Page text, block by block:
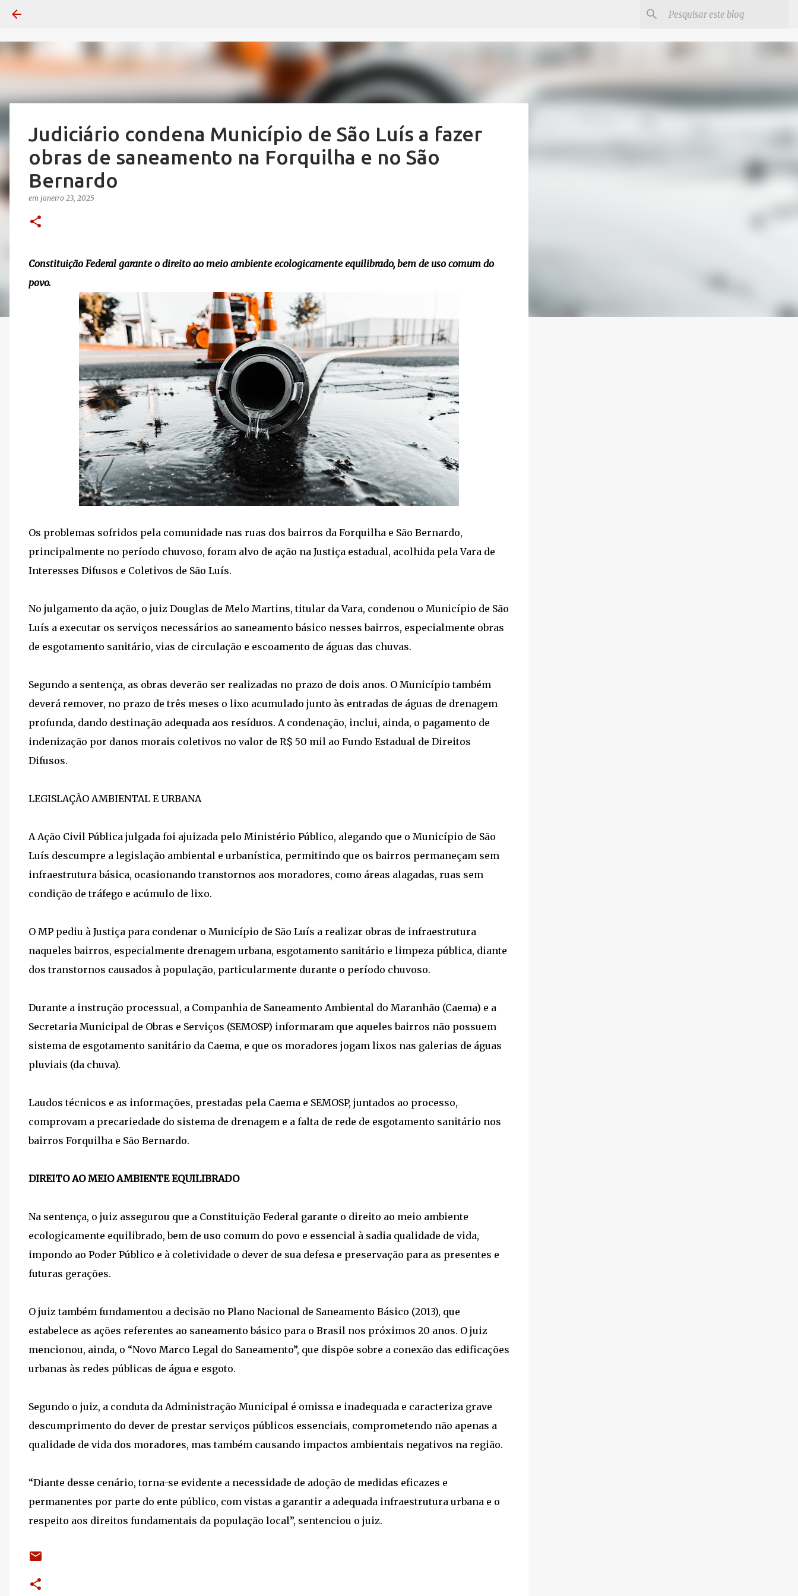
Judiciário condena Município de São Luís a fazer
obras de saneamento na Forquilha e no São
Bernardo
em janeiro 23, 2025
Constituição Federal garante o direito ao meio ambiente ecologicamente equilibrado, bem de uso comum do
povo.
Os problemas sofridos pela comunidade nas ruas dos bairros da Forquilha e São Bernardo,
principalmente no período chuvoso, foram alvo de ação na Justiça estadual, acolhida pela Vara de
Interesses Difusos e Coletivos de São Luís.
No julgamento da ação, o juiz Douglas de Melo Martins, titular da Vara, condenou o Município de São
Luís a executar os serviços necessários ao saneamento básico nesses bairros, especialmente obras
de esgotamento sanitário, vias de circulação e escoamento de águas das chuvas.
Segundo a sentença, as obras deverão ser realizadas no prazo de dois anos. O Município também
deverá remover, no prazo de três meses o lixo acumulado junto às entradas de águas de drenagem
profunda, dando destinação adequada aos resíduos. A condenação, inclui, ainda, o pagamento de
indenização por danos morais coletivos no valor de R$ 50 mil ao Fundo Estadual de Direitos
Difusos.
LEGISLAÇÃO AMBIENTAL E URBANA
A Ação Civil Pública julgada foi ajuizada pelo Ministério Público, alegando que o Município de São
Luís descumpre a legislação ambiental e urbanística, permitindo que os bairros permaneçam sem
infraestrutura básica, ocasionando transtornos aos moradores, como áreas alagadas, ruas sem
condição de tráfego e acúmulo de lixo.
O MP pediu à Justiça para condenar o Município de São Luís a realizar obras de infraestrutura
naqueles bairros, especialmente drenagem urbana, esgotamento sanitário e limpeza pública, diante
dos transtornos causados à população, particularmente durante o período chuvoso.
Durante a instrução processual, a Companhia de Saneamento Ambiental do Maranhão (Caema) e a
Secretaria Municipal de Obras e Serviços (SEMOSP) informaram que aqueles bairros não possuem
sistema de esgotamento sanitário da Caema, e que os moradores jogam lixos nas galerias de águas
pluviais (da chuva).
Laudos técnicos e as informações, prestadas pela Caema e SEMOSP, juntados ao processo,
comprovam a precariedade do sistema de drenagem e a falta de rede de esgotamento sanitário nos
bairros Forquilha e São Bernardo.
DIREITO AO MEIO AMBIENTE EQUILIBRADO
Na sentença, o juiz assegurou que a Constituição Federal garante o direito ao meio ambiente
ecologicamente equilibrado, bem de uso comum do povo e essencial à sadia qualidade de vida,
impondo ao Poder Público e à coletividade o dever de sua defesa e preservação para as presentes e
futuras gerações.
O juiz também fundamentou a decisão no Plano Nacional de Saneamento Básico (2013), que
estabelece as ações referentes ao saneamento básico para o Brasil nos próximos 20 anos. O juiz
mencionou, ainda, o “Novo Marco Legal do Saneamento”, que dispõe sobre a conexão das edificações
urbanas às redes públicas de água e esgoto.
Segundo o juiz, a conduta da Administração Municipal é omissa e inadequada e caracteriza grave
descumprimento do dever de prestar serviços públicos essenciais, comprometendo não apenas a
qualidade de vida dos moradores, mas também causando impactos ambientais negativos na região.
“Diante desse cenário, torna-se evidente a necessidade de adoção de medidas eficazes e
permanentes por parte do ente público, com vistas a garantir a adequada infraestrutura urbana e o
respeito aos direitos fundamentais da população local”, sentenciou o juiz.